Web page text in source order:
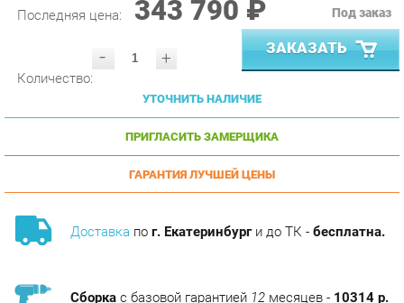
- ЗАКАЗАТЬ
УТОЧНИТЬ НАЛИЧИЕ
ПРИГЛАСИТЬ ЗАМЕРЩИКА
ГАРАНТИЯ ЛУЧШЕЙ ЦЕНЫ
Доставкапог. Екатеринбурги до ТК -бесплатна.